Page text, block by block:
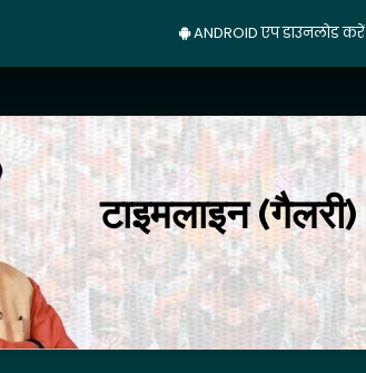
ANDROID एप डाउनलोड करें
टाइमलाइन (गैलरी)